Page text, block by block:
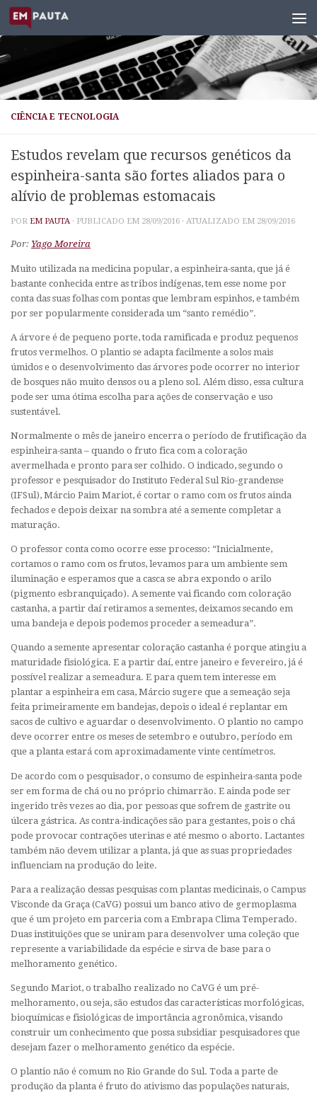
Skip to content
CIÊNCIA E TECNOLOGIA
Estudos revelam que recursos genéticos da
espinheira-santa são fortes aliados para o
alívio de problemas estomacais
POR EM PAUTA · PUBLICADO EM 28/09/2016 · ATUALIZADO EM 28/09/2016
Por: Yago Moreira
Muito utilizada na medicina popular, a espinheira-santa, que já é
bastante conhecida entre as tribos indígenas, tem esse nome por
conta das suas folhas com pontas que lembram espinhos, e também
por ser popularmente considerada um “santo remédio”.
A árvore é de pequeno porte, toda ramificada e produz pequenos
frutos vermelhos. O plantio se adapta facilmente a solos mais
úmidos e o desenvolvimento das árvores pode ocorrer no interior
de bosques não muito densos ou a pleno sol. Além disso, essa cultura
pode ser uma ótima escolha para ações de conservação e uso
sustentável.
Normalmente o mês de janeiro encerra o período de frutificação da
espinheira-santa – quando o fruto fica com a coloração
avermelhada e pronto para ser colhido. O indicado, segundo o
professor e pesquisador do Instituto Federal Sul Rio-grandense
(IFSul), Márcio Paim Mariot, é cortar o ramo com os frutos ainda
fechados e depois deixar na sombra até a semente completar a
maturação.
O professor conta como ocorre esse processo: “Inicialmente,
cortamos o ramo com os frutos, levamos para um ambiente sem
iluminação e esperamos que a casca se abra expondo o arilo
(pigmento esbranquiçado). A semente vai ficando com coloração
castanha, a partir daí retiramos a sementes, deixamos secando em
uma bandeja e depois podemos proceder a semeadura”.
Quando a semente apresentar coloração castanha é porque atingiu a
maturidade fisiológica. E a partir daí, entre janeiro e fevereiro, já é
possível realizar a semeadura. E para quem tem interesse em
plantar a espinheira em casa, Márcio sugere que a semeação seja
feita primeiramente em bandejas, depois o ideal é replantar em
sacos de cultivo e aguardar o desenvolvimento. O plantio no campo
deve ocorrer entre os meses de setembro e outubro, período em
que a planta estará com aproximadamente vinte centímetros.
De acordo com o pesquisador, o consumo de espinheira-santa pode
ser em forma de chá ou no próprio chimarrão. E ainda pode ser
ingerido três vezes ao dia, por pessoas que sofrem de gastrite ou
úlcera gástrica. As contra-indicações são para gestantes, pois o chá
pode provocar contrações uterinas e até mesmo o aborto. Lactantes
também não devem utilizar a planta, já que as suas propriedades
influenciam na produção do leite.
Para a realização dessas pesquisas com plantas medicinais, o Campus
Visconde da Graça (CaVG) possui um banco ativo de germoplasma
que é um projeto em parceria com a Embrapa Clima Temperado.
Duas instituições que se uniram para desenvolver uma coleção que
represente a variabilidade da espécie e sirva de base para o
melhoramento genético.
Segundo Mariot, o trabalho realizado no CaVG é um pré-
melhoramento, ou seja, são estudos das características morfológicas,
bioquímicas e fisiológicas de importância agronômica, visando
construir um conhecimento que possa subsidiar pesquisadores que
desejam fazer o melhoramento genético da espécie.
O plantio não é comum no Rio Grande do Sul. Toda a parte de
produção da planta é fruto do ativismo das populações naturais,